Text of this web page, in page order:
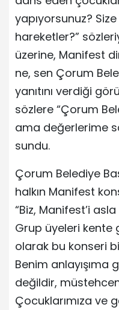
yapıyorsunuz?
hareketler?”
üzerine, Manifest
ne, sen Çorum
yanıtını verdiği
sözlere “Çorum
ama değerlerime
sundu.
Çorum Belediye
halkın Manifest
“Biz, Manifest’i
Grup üyeleri kente
olarak bu konseri
Benim anlayışıma
değildir,
Çocuklarımıza ve